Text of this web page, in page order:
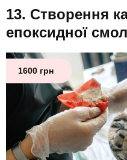
Створення
епоксидної
1600 грн